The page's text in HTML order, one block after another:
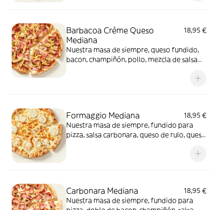
Barbacoa Crème Queso
Mediana
18,95 €
Nuestra masa de siempre, queso fundido,
bacon, champiñón, pollo, mezcla de salsa
Formaggio Mediana
18,95 €
Nuestra masa de siempre, fundido para
pizza, salsa carbonara, queso de rulo, queso
cheddar, gouda, emmental , mozzarella y
Carbonara Mediana
18,95 €
Nuestra masa de siempre, fundido para